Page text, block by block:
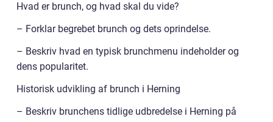
Hvad er brunch, og hvad skal du vide?
– Forklar begrebet brunch og dets oprindelse.
– Beskriv hvad en typisk brunchmenu indeholder og
dens popularitet.
Historisk udvikling af brunch i Herning
– Beskriv brunchens tidlige udbredelse i Herning på